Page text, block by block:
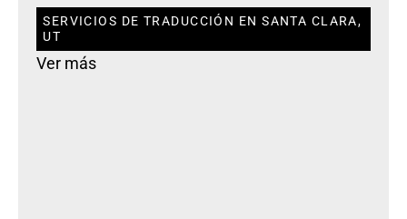
SERVICIOS DE TRADUCCIÓN EN SANTA CLARA,
UT
Ver más